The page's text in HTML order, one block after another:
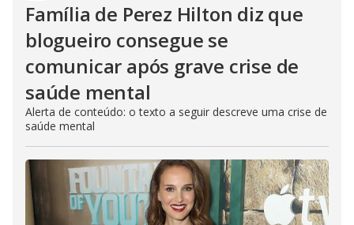
Família de Perez Hilton diz que
blogueiro consegue se
comunicar após grave crise de
saúde mental
Alerta de conteúdo: o texto a seguir descreve uma crise de
saúde mental